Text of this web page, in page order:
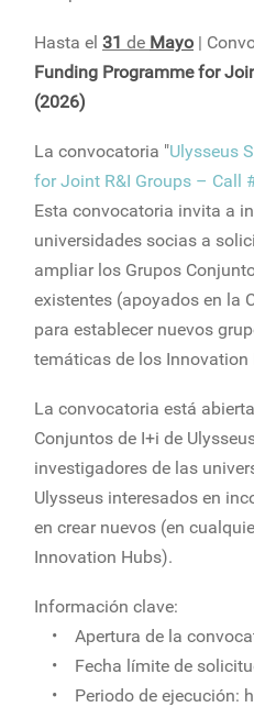
Hasta el 31 de Mayo |
Funding Programme for
(2026)
La convocatoria "Ulysseus
for Joint R&I Groups – Call
Esta convocatoria invita a
universidades socias a
ampliar los Grupos
existentes (apoyados en la
para establecer nuevos
temáticas de los Innovation
La convocatoria está
Conjuntos de I+i de
investigadores de las
Ulysseus interesados en
en crear nuevos (en
Innovation Hubs).
Información clave:
• Apertura de la
• Fecha límite de
• Periodo de ejecución: